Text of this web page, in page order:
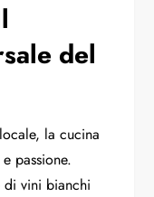
del
la cucina
passione.
di vini bianchi